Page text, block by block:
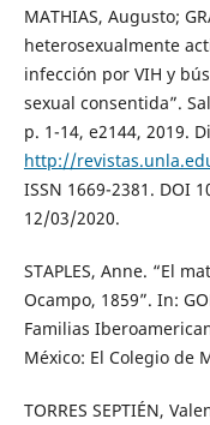
MATHIAS, Augusto;
heterosexualmente
infección por VIH y
sexual consentida”.
p. 1-14, e2144, 2019.
http://
ISSN 1669-2381. DOI
12/03/2020.
STAPLES, Anne. “El
Ocampo, 1859”. In:
Familias
México: El Colegio de
TORRES SEPTIÉN,